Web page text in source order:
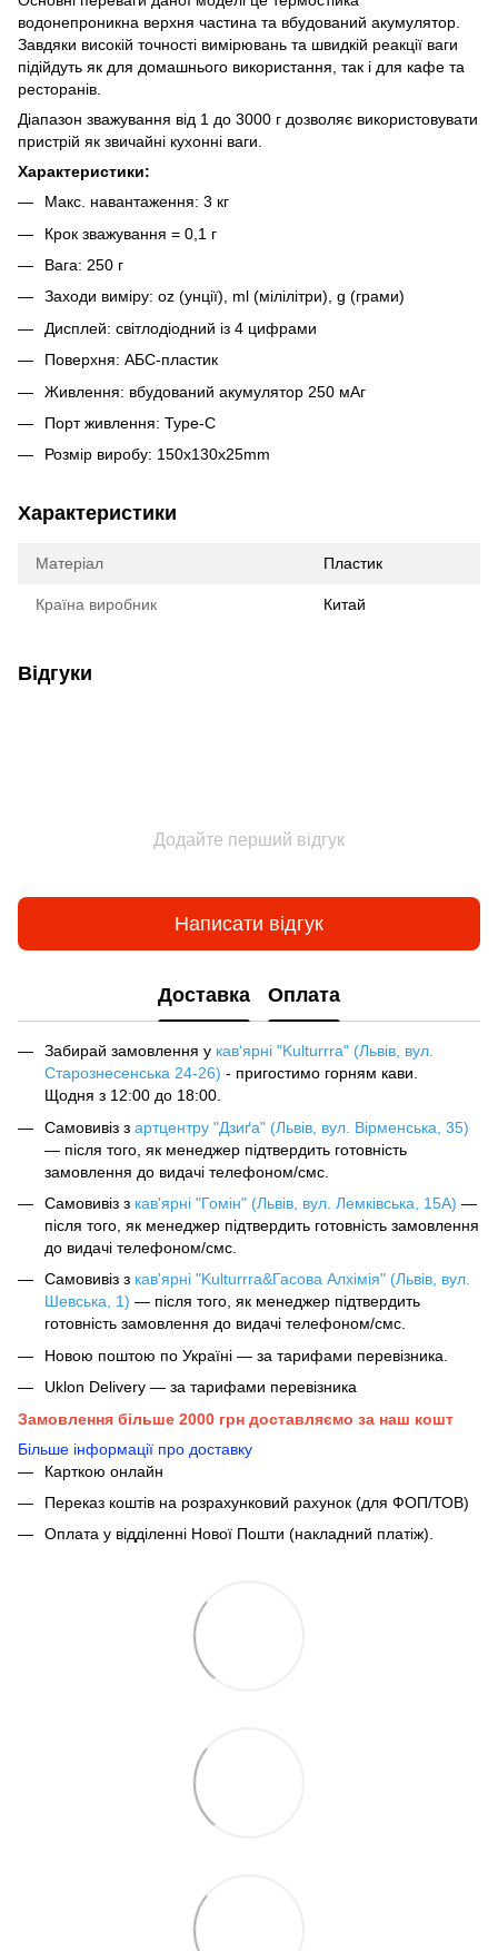
водонепроникна верхня частина та вбудований акумулятор.
Завдяки високій точності вимірювань та швидкій реакції ваги
підійдуть як для домашнього використання, так і для кафе та
ресторанів.
Діапазон зважування від 1 до 3000 г дозволяє використовувати
пристрій як звичайні кухонні ваги.
Характеристики:
Макс. навантаження: 3 кг
Крок зважування = 0,1 г
Вага: 250 г
Заходи виміру: oz (унції), ml (мілілітри), g (грами)
Дисплей: світлодіодний із 4 цифрами
Поверхня: АБС-пластик
Живлення: вбудований акумулятор 250 мАг
Порт живлення: Type-C
Розмір виробу: 150x130x25mm
Характеристики
Матеріал Пластик
Країна виробник Китай
Відгуки
Додайте перший відгук
Написати відгук
Доставка Оплата
Забирай замовлення у кав‘ярні "Kulturrra" (Львів, вул.
Старознесенська 24-26) - пригостимо горням кави.
Щодня з 12:00 до 18:00.
Самовивіз з артцентру "Дзиґа" (Львів, вул. Вірменська, 35)
— після того, як менеджер підтвердить готовність
замовлення до видачі телефоном/смс.
Самовивіз з кав'ярні "Гомін" (Львів, вул. Лемківська, 15А) —
після того, як менеджер підтвердить готовність замовлення
до видачі телефоном/смс.
Самовивіз з кав'ярні "Kulturrra&Гасова Алхімія" (Львів, вул.
Шевська, 1) — після того, як менеджер підтвердить
готовність замовлення до видачі телефоном/смс.
Новою поштою по Україні — за тарифами перевізника.
Uklon Delivery — за тарифами перевізника
Замовлення більше 2000 грн доставляємо за наш кошт
Більше інформації про доставку
Карткою онлайн
Переказ коштів на розрахунковий рахунок (для ФОП/ТОВ)
Оплата у відділенні Нової Пошти (накладний платіж).